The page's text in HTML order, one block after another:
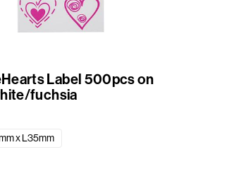
Label 500pcs on
white/fuchsia
x L35mm